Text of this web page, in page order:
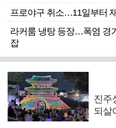
프로야구 취소…11일부터
라커룸 냉탕 등장…폭염 경
잡
진주
되살